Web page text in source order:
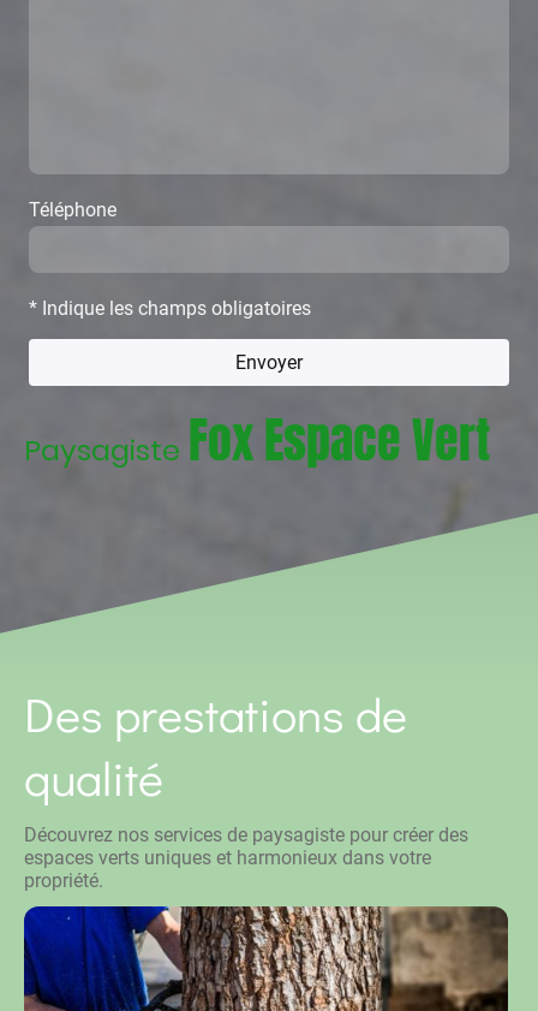
Téléphone
* Indique les champs obligatoires
Envoyer
Paysagiste Fox Espace Vert
Des prestations de
qualité
Découvrez nos services de paysagiste pour créer des
espaces verts uniques et harmonieux dans votre
propriété.